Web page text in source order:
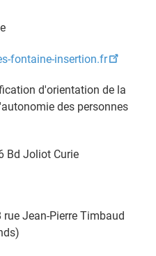
fontaine-insertion.fr
d'orientation de la
des personnes
Bd Joliot Curie
rue Jean-Pierre Timbaud